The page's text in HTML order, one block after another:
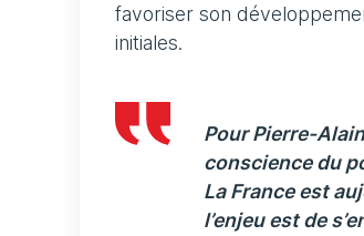
favoriser son
initiales.
Pour Pierre-
conscience du
La France est
l’enjeu est de